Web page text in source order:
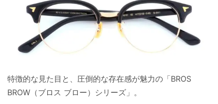
特徴的な見た目と、圧倒的な存在感が魅力の「BROS
BROW（ブロス ブロー）シリーズ」。